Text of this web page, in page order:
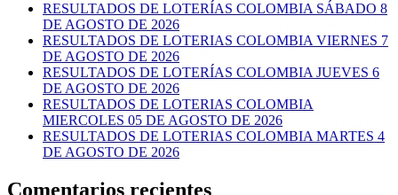
RESULTADOS DE LOTERÍAS COLOMBIA SÁBADO 8
DE AGOSTO DE 2026
RESULTADOS DE LOTERIAS COLOMBIA VIERNES 7
DE AGOSTO DE 2026
RESULTADOS DE LOTERÍAS COLOMBIA JUEVES 6
DE AGOSTO DE 2026
RESULTADOS DE LOTERIAS COLOMBIA
MIERCOLES 05 DE AGOSTO DE 2026
RESULTADOS DE LOTERIAS COLOMBIA MARTES 4
DE AGOSTO DE 2026
Comentarios recientes